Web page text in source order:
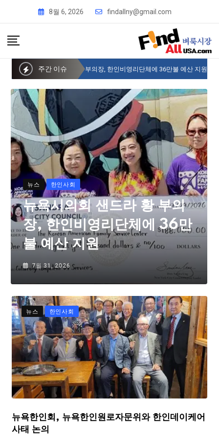
8월 6, 2026 findallny@gmail.com
주간 이슈
뉴욕시의회 샌드라 황 부의장, 한인비영리단체에 36만불 예산 지원
뉴스 한인사회
뉴욕시의회 샌드라 황 부의
장, 한인비영리단체에 36만
불 예산 지원
7월 31, 2026
뉴스 한인사회
뉴욕한인회, 뉴욕한인원로자문위와 한인데이케어
사태 논의